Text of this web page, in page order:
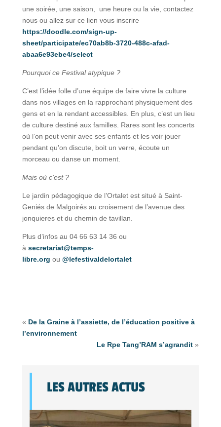
une soirée, une saison, une heure ou la vie, contactez
nous ou allez sur ce lien vous inscrire
https://doodle.com/sign-up-
sheet/participate/ec70ab8b-3720-488c-afad-
abaa6e93ebe4/select
Pourquoi ce Festival atypique ?
C’est l’idée folle d’une équipe de faire vivre la culture
dans nos villages en la rapprochant physiquement des
gens et en la rendant accessibles. En plus, c’est un lieu
de culture destiné aux familles. Rares sont les concerts
où l’on peut venir avec ses enfants et les voir jouer
pendant qu’on discute, boit un verre, écoute un
morceau ou danse un moment.
Mais où c’est ?
Le jardin pédagogique de l’Ortalet est situé à Saint-
Geniés de Malgoirés au croisement de l’avenue des
jonquieres et du chemin de tavillan.
Plus d’infos au 04 66 63 14 36 ou
à secretariat@temps-
libre.org ou @lefestivaldelortalet
« De la Graine à l’assiette, de l’éducation positive à
l’environnement
Le Rpe Tang’RAM s’agrandit »
LES AUTRES ACTUS